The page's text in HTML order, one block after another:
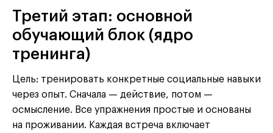
Третий этап: основной
обучающий блок (ядро
тренинга)
Цель: тренировать конкретные социальные навыки
через опыт. Сначала — действие, потом —
осмысление. Все упражнения простые и основаны
на проживании. Каждая встреча включает